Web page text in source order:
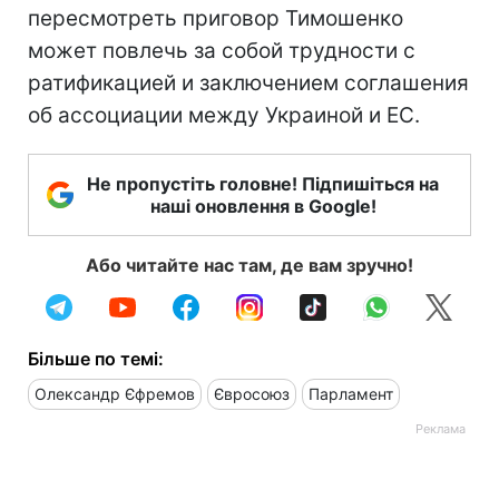
пересмотреть приговор Тимошенко
может повлечь за собой трудности с
ратификацией и заключением соглашения
об ассоциации между Украиной и ЕС.
Не пропустіть головне! Підпишіться на
наші оновлення в Google!
Або читайте нас там, де вам зручно!
Більше по темі:
Олександр Єфремов Євросоюз Парламент